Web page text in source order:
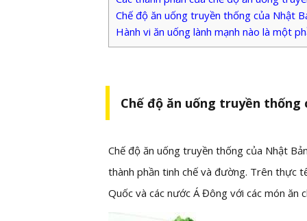
Chế độ ăn uống truyền thống của Nhật
Hành vi ăn uống lành mạnh nào là một
Chế độ ăn uống truyền
Chế độ ăn uống truyền thống của Nhật
thành phần tinh chế và đường. Trên thực
Quốc và các nước Á Đông với các món ăn